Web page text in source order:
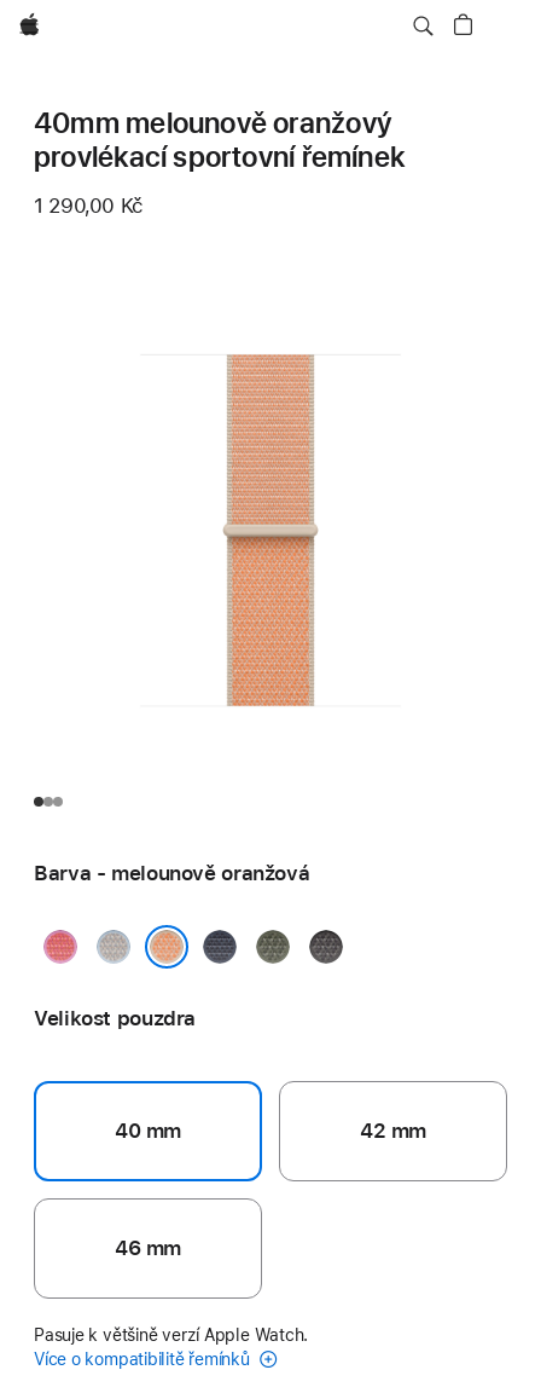
Apple
40mm melounově oranžový
provlékací sportovní řemínek
1 290,00 Kč
Barva - melounově oranžová
guavověmlžně
ocelověpiniovětmavě
Velikost pouzdra
40 mm 42 mm
46 mm
Pasuje k většině verzí Apple Watch.
Více o kompatibilitě řemínků